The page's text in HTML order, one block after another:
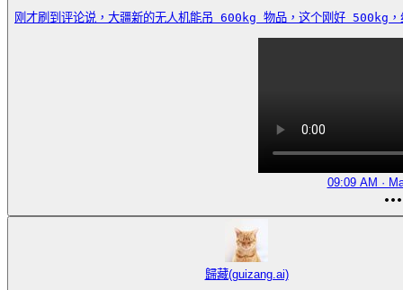
刚才刷到评论说，大疆新的无人机能吊 600kg 物品，这个刚好
09:09 AM ·
歸藏(guizang.ai)